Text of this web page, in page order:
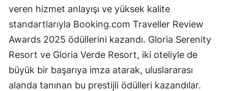
veren hizmet anlayışı ve yüksek kalite
standartlarıyla Booking.com Traveller Review
Awards 2025 ödüllerini kazandı. Gloria Serenity
Resort ve Gloria Verde Resort, iki oteliyle de
büyük bir başarıya imza atarak, uluslararası
alanda tanınan bu prestijli ödülleri kazandılar.